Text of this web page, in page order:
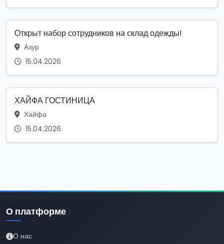
Открыт набор сотрудников на склад одежды!
Азур
15.04.2026
ХАЙФА ГОСТИНИЦА
Хайфа
15.04.2026
О платформе
О нас